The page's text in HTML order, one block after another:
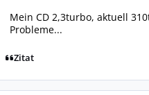
Mein CD 2,3turbo, aktuell
Probleme...
Zitat